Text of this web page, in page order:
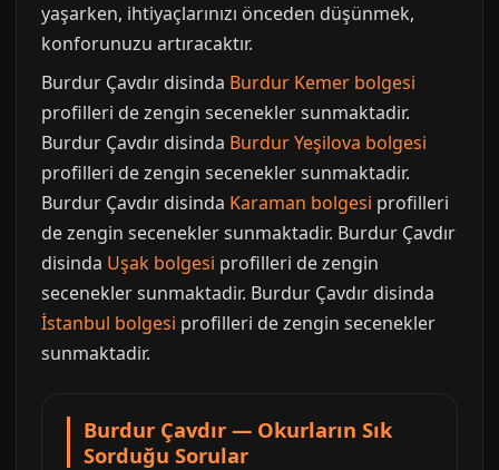
yaşarken, ihtiyaçlarınızı önceden düşünmek,
konforunuzu artıracaktır.
Burdur Çavdır disinda Burdur Kemer bolgesi
profilleri de zengin secenekler sunmaktadir.
Burdur Çavdır disinda Burdur Yeşilova bolgesi
profilleri de zengin secenekler sunmaktadir.
Burdur Çavdır disinda Karaman bolgesi profilleri
de zengin secenekler sunmaktadir. Burdur Çavdır
disinda Uşak bolgesi profilleri de zengin
secenekler sunmaktadir. Burdur Çavdır disinda
İstanbul bolgesi profilleri de zengin secenekler
sunmaktadir.
Burdur Çavdır — Okurların Sık
Sorduğu Sorular